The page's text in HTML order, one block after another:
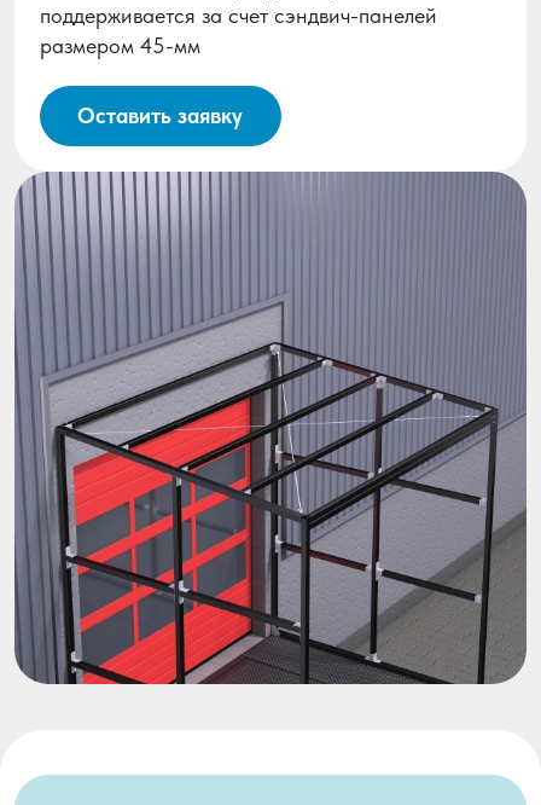
поддерживается за счет сэндвич-панелей
размером 45-мм
Оставить заявку